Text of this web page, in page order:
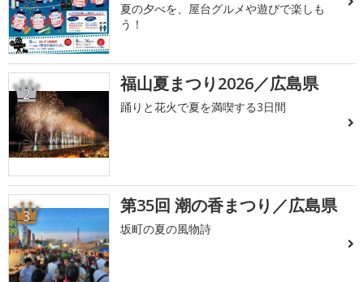
夏の夕べを、屋台グルメや遊びで楽しも
う！
2 福山夏まつり2026／広島県
踊りと花火で夏を満喫する3日間
3 第35回 潮の香まつり／広島県
坂町の夏の風物詩